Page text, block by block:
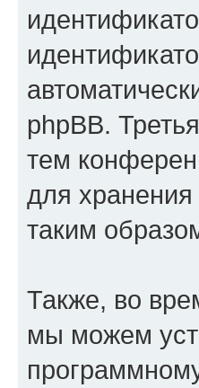
phpBB.
тем
для
таким
Также, во
мы можем